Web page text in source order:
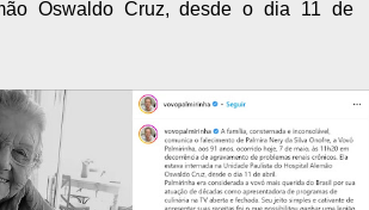
Oswaldo Cruz, desde o dia 11 de